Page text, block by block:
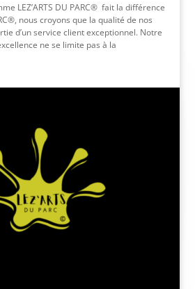
LEZ’ARTS DU PARC® fait la différence
nous croyons que la qualité de nos
d’un service client exceptionnel. Notre
ne se limite pas à la